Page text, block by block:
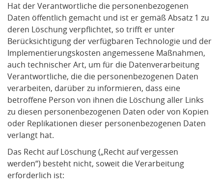
Hat der Verantwortliche die personenbezogenen
Daten öffentlich gemacht und ist er gemäß Absatz 1 zu
deren Löschung verpflichtet, so trifft er unter
Berücksichtigung der verfügbaren Technologie und der
Implementierungskosten angemessene Maßnahmen,
auch technischer Art, um für die Datenverarbeitung
Verantwortliche, die die personenbezogenen Daten
verarbeiten, darüber zu informieren, dass eine
betroffene Person von ihnen die Löschung aller Links
zu diesen personenbezogenen Daten oder von Kopien
oder Replikationen dieser personenbezogenen Daten
verlangt hat.
Das Recht auf Löschung („Recht auf vergessen
werden“) besteht nicht, soweit die Verarbeitung
erforderlich ist: